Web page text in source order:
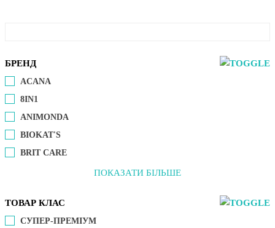
БРЕНД
ACANA
8IN1
ANIMONDA
BIOKAT'S
BRIT CARE
ПОКАЗАТИ БІЛЬШЕ
ТОВАР КЛАС
СУПЕР-ПРЕМІУМ